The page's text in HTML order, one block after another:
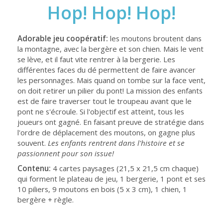
Hop! Hop! Hop!
Adorable jeu coopératif: les moutons broutent dans
la montagne, avec la bergère et son chien. Mais le vent
se lève, et il faut vite rentrer à la bergerie. Les
différentes faces du dé permettent de faire avancer
les personnages. Mais quand on tombe sur la face vent,
on doit retirer un pilier du pont! La mission des enfants
est de faire traverser tout le troupeau avant que le
pont ne s'écroule. Si l'objectif est atteint, tous les
joueurs ont gagné. En faisant preuve de stratégie dans
l'ordre de déplacement des moutons, on gagne plus
souvent. Les enfants rentrent dans l'histoire et se
passionnent pour son issue!
Contenu: 4 cartes paysages (21,5 x 21,5 cm chaque)
qui forment le plateau de jeu, 1 bergerie, 1 pont et ses
10 piliers, 9 moutons en bois (5 x 3 cm), 1 chien, 1
bergère + règle.